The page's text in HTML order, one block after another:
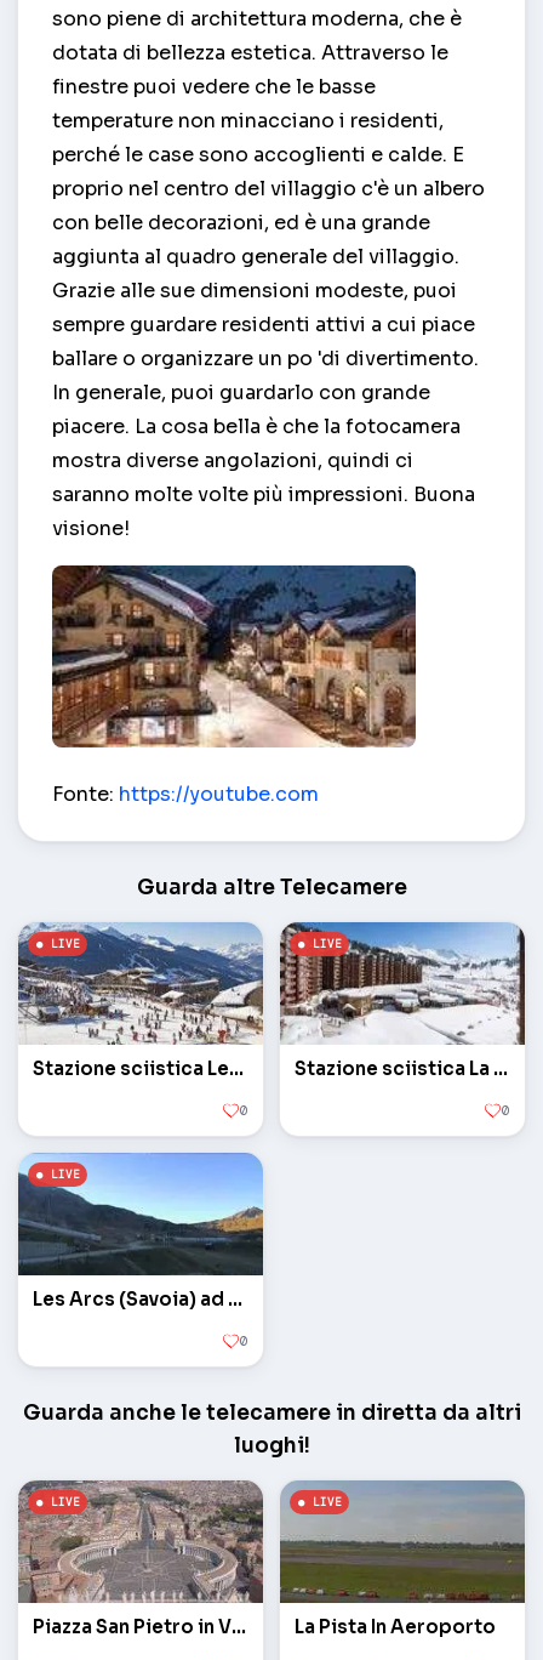
sono piene di architettura moderna, che è
dotata di bellezza estetica. Attraverso le
finestre puoi vedere che le basse
temperature non minacciano i residenti,
perché le case sono accoglienti e calde. E
proprio nel centro del villaggio c'è un albero
con belle decorazioni, ed è una grande
aggiunta al quadro generale del villaggio.
Grazie alle sue dimensioni modeste, puoi
sempre guardare residenti attivi a cui piace
ballare o organizzare un po 'di divertimento.
In generale, puoi guardarlo con grande
piacere. La cosa bella è che la fotocamera
mostra diverse angolazioni, quindi ci
saranno molte volte più impressioni. Buona
visione!
Fonte: https://youtube.com
Guarda altre Telecamere
Stazione sciistica Les Arcs
0
Stazione sciistica La Plagne
0
Les Arcs (Savoia) ad un'altitudine di 2000 metri
0
Guarda anche le telecamere in diretta da altri
luoghi!
Piazza San Pietro in Vaticano La Pista In Aeroporto